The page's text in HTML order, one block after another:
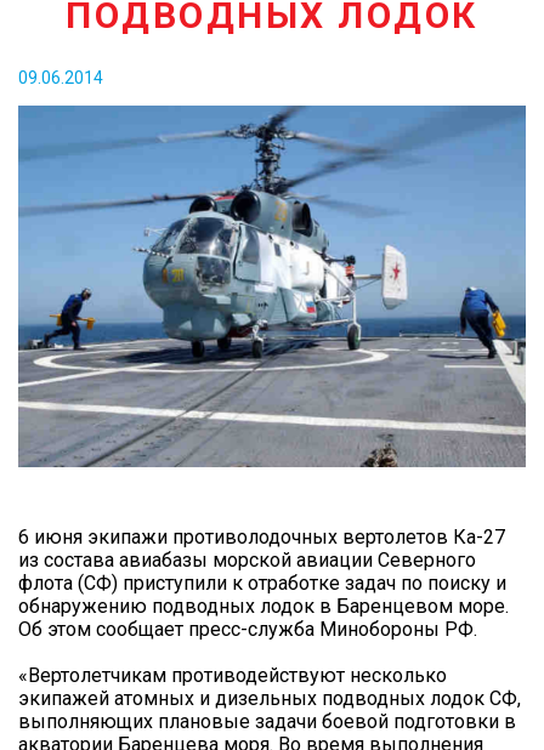
КОНТАКТЫ
ПОДВОДНЫХ ЛОДОК
09.06.2014
6 июня экипажи противолодочных вертолетов Ка-27
из состава авиабазы морской авиации Северного
флота (СФ) приступили к отработке задач по поиску и
обнаружению подводных лодок в Баренцевом море.
Об этом сообщает пресс-служба Минобороны РФ.
«Вертолетчикам противодействуют несколько
экипажей атомных и дизельных подводных лодок СФ,
выполняющих плановые задачи боевой подготовки в
акватории Баренцева моря. Во время выполнения